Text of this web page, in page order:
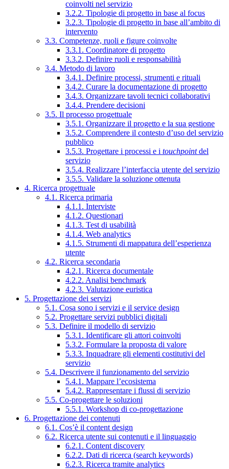
coinvolti nel servizio
3.2.2. Tipologie di progetto in base al focus
3.2.3. Tipologie di progetto in base all’ambito di
intervento
3.3. Competenze, ruoli e figure coinvolte
3.3.1. Coordinatore di progetto
3.3.2. Definire ruoli e responsabilità
3.4. Metodo di lavoro
3.4.1. Definire processi, strumenti e rituali
3.4.2. Curare la documentazione di progetto
3.4.3. Organizzare tavoli tecnici collaborativi
3.4.4. Prendere decisioni
3.5. Il processo progettuale
3.5.1. Organizzare il progetto e la sua gestione
3.5.2. Comprendere il contesto d’uso del servizio
pubblico
3.5.3. Progettare i processi e i touchpointdel
servizio
3.5.4. Realizzare l’interfaccia utente del servizio
3.5.5. Validare la soluzione ottenuta
4. Ricerca progettuale
4.1. Ricerca primaria
4.1.1. Interviste
4.1.2. Questionari
4.1.3. Test di usabilità
4.1.4. Web analytics
4.1.5. Strumenti di mappatura dell’esperienza
utente
4.2. Ricerca secondaria
4.2.1. Ricerca documentale
4.2.2. Analisi benchmark
4.2.3. Valutazione euristica
5. Progettazione dei servizi
5.1. Cosa sono i servizi e il service design
5.2. Progettare servizi pubblici digitali
5.3. Definire il modello di servizio
5.3.1. Identificare gli attori coinvolti
5.3.2. Formulare la proposta di valore
5.3.3. Inquadrare gli elementi costitutivi del
servizio
5.4. Descrivere il funzionamento del servizio
5.4.1. Mappare l’ecosistema
5.4.2. Rappresentare i flussi di servizio
5.5. Co-progettare le soluzioni
5.5.1. Workshop di co-progettazione
6. Progettazione dei contenuti
6.1. Cos’è il content design
6.2. Ricerca utente sui contenuti e il linguaggio
6.2.1. Content discovery
6.2.2. Dati di ricerca (search keywords)
6.2.3. Ricerca tramite analytics